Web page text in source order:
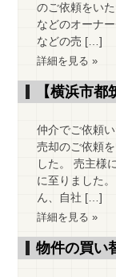
のご依頼をい
などのオーナ
などの売 […]
詳細を見る »
【横浜市
仲介でご依頼
売却のご依頼
した。 売主様
に至りました
ん、自社 […]
詳細を見る »
物件の買い